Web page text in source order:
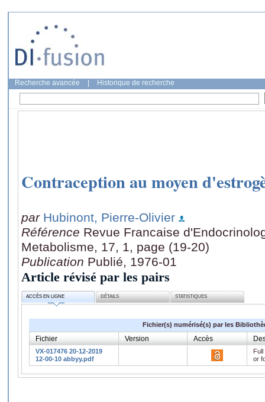
Recherche avancée Historique de recherche
Contraception au moyen
par Hubinont, Pierre-Olivier
Référence Revue Francaise
Metabolisme, 17, 1, page (19-20)
Publication Publié, 1976-01
Article révisé par les pairs
ACCÈS EN LIGNE DÉTAILS STATISTIQUES
Fichier(s) numérisé(s) par les
Fichier Version Accès
VX-017476 20-12-2019
12-00-10 abbyy.pdf
or